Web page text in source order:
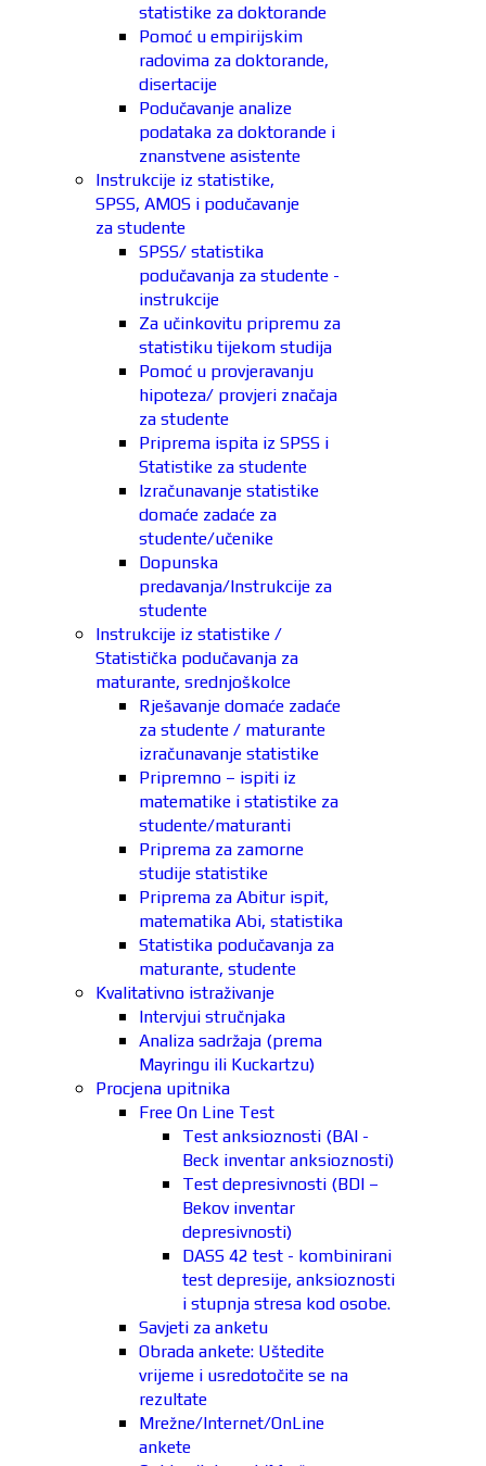
statistike za doktorande
Pomoć u empirijskim
radovima za doktorande,
disertacije
Podučavanje analize
podataka za doktorande i
znanstvene asistente
Instrukcije iz statistike,
SPSS, AMOS i podučavanje
za studente
SPSS/ statistika
podučavanja za studente -
instrukcije
Za učinkovitu pripremu za
statistiku tijekom studija
Pomoć u provjeravanju
hipoteza/ provjeri značaja
za studente
Priprema ispita iz SPSS i
Statistike za studente
Izračunavanje statistike
domaće zadaće za
studente/učenike
Dopunska
predavanja/Instrukcije za
studente
Instrukcije iz statistike /
Statistička podučavanja za
maturante, srednjoškolce
Rješavanje domaće zadaće
za studente / maturante
izračunavanje statistike
Pripremno – ispiti iz
matematike i statistike za
studente/maturanti
Priprema za zamorne
studije statistike
Priprema za Abitur ispit,
matematika Abi, statistika
Statistika podučavanja za
maturante, studente
Kvalitativno istraživanje
Intervjui stručnjaka
Analiza sadržaja (prema
Mayringu ili Kuckartzu)
Procjena upitnika
Free On Line Test
Test anksioznosti (BAI -
Beck inventar anksioznosti)
Test depresivnosti (BDI –
Bekov inventar
depresivnosti)
DASS 42 test - kombinirani
test depresije, anksioznosti
i stupnja stresa kod osobe.
Savjeti za anketu
Obrada ankete: Uštedite
vrijeme i usredotočite se na
rezultate
Mrežne/Internet/OnLine
ankete